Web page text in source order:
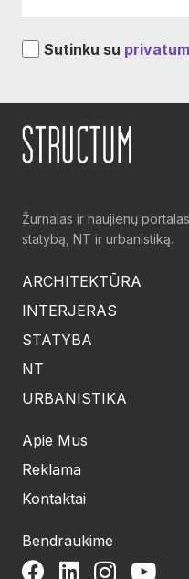
Sutinku su
Žurnalas ir naujienų
statybą, NT ir urbanistiką.
ARCHITEKTŪRA
INTERJERAS
STATYBA
NT
URBANISTIKA
Apie Mus
Reklama
Kontaktai
Bendraukime